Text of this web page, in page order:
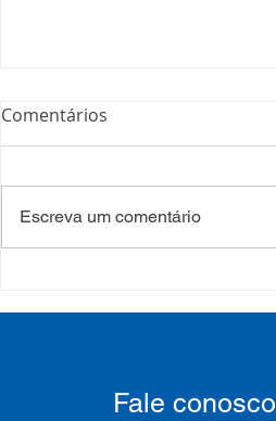
001/2022
Comentários
Escreva um comentário
Fale conosco